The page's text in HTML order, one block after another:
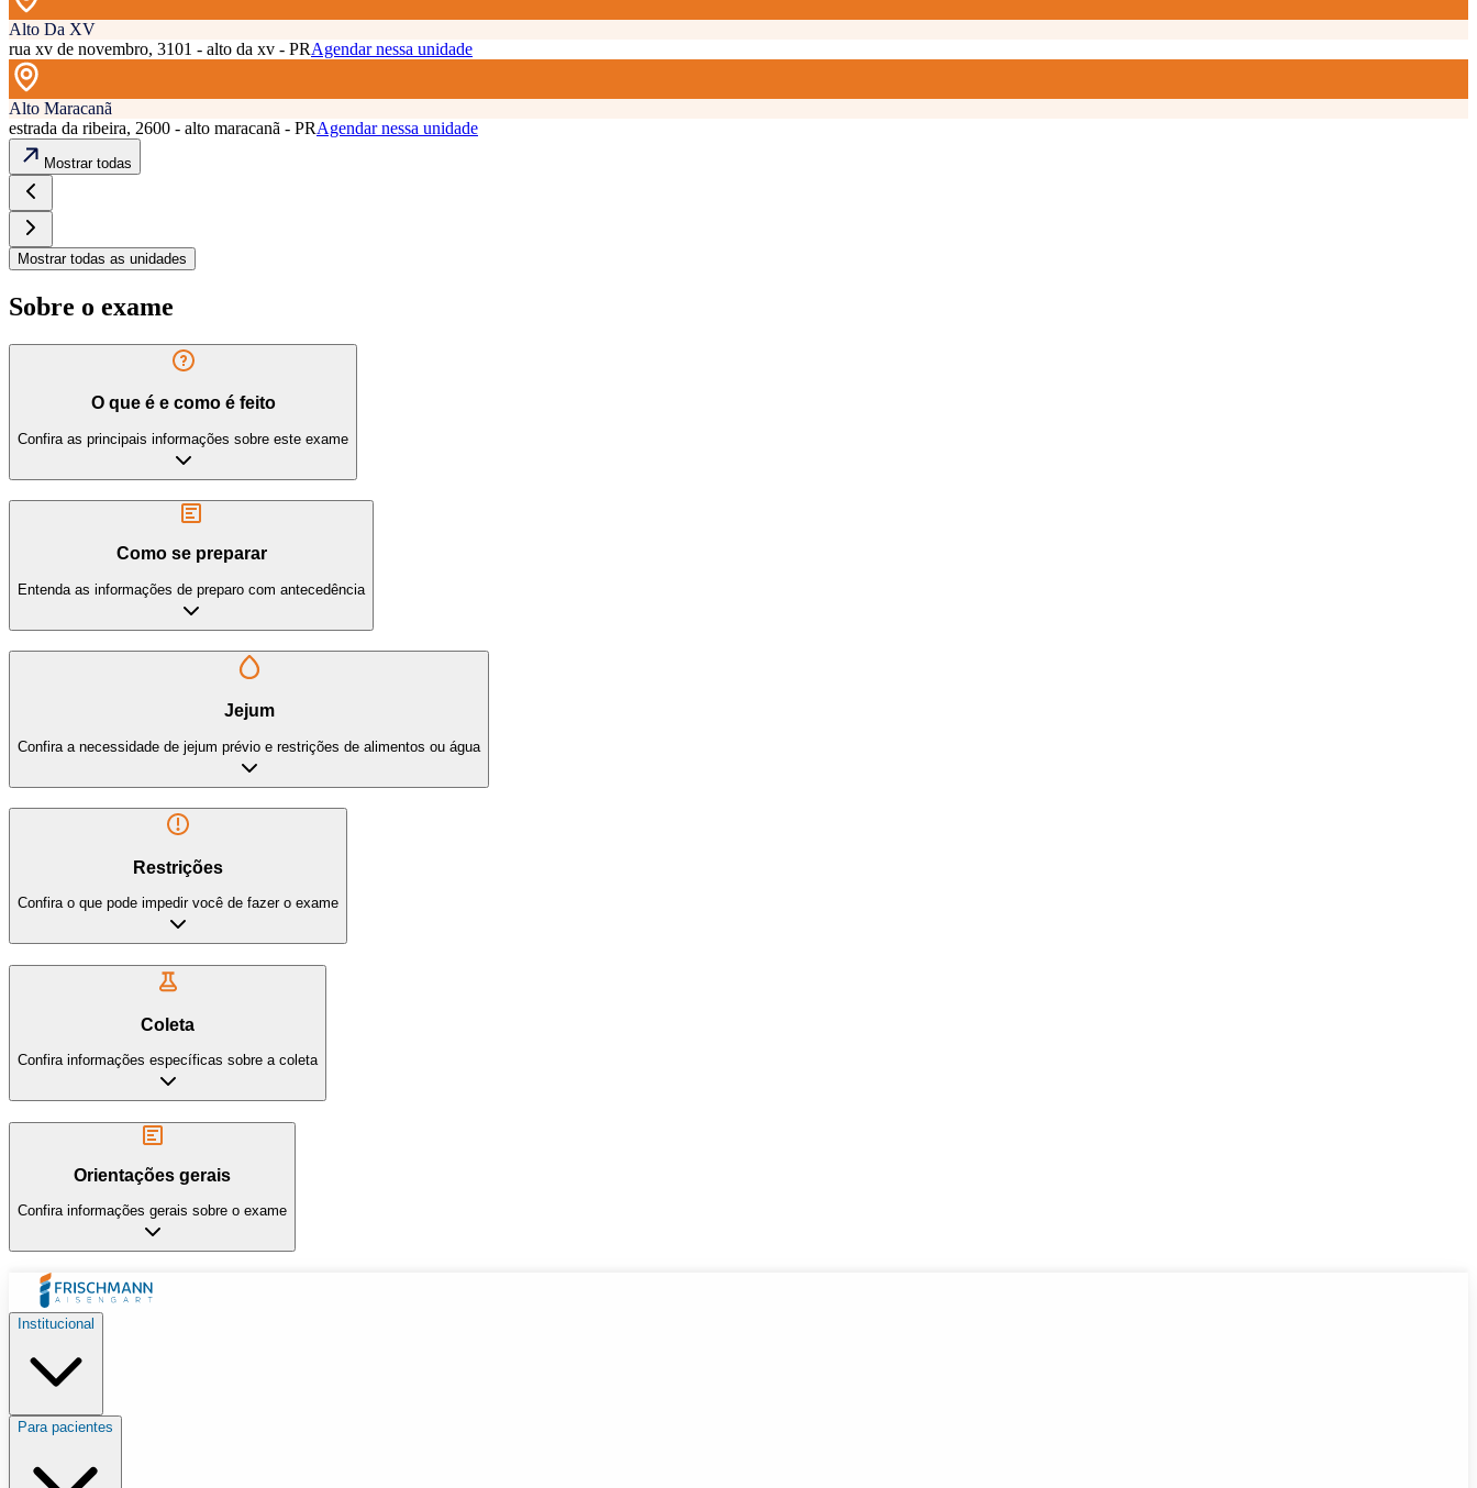
Alto Da XV
rua xv de novembro, 3101 - alto da xv - PRAgendar nessa unidade
Alto Maracanã
estrada da ribeira, 2600 - alto maracanã - PRAgendar nessa unidade
Mostrar todas
Mostrar todas as unidades
Sobre o exame
O que é e como é feito
Confira as principais informações sobre este exame
Como se preparar
Entenda as informações de preparo com antecedência
Jejum
Confira a necessidade de jejum prévio e restrições de alimentos ou água
Restrições
Confira o que pode impedir você de fazer o exame
Coleta
Confira informações específicas sobre a coleta
Orientações gerais
Confira informações gerais sobre o exame
Institucional
Para pacientes